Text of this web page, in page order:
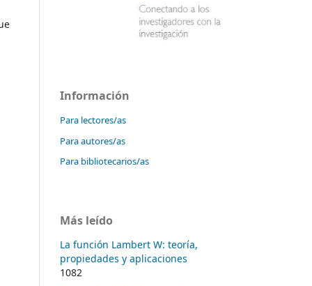
Información
Para lectores/as
Para autores/as
Para bibliotecarios/as
Más leído
La función Lambert W: teoría,
propiedades y aplicaciones
1082